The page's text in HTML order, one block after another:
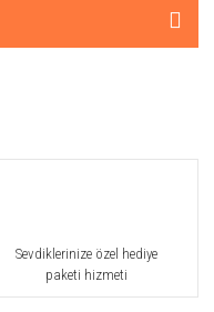
Sevdiklerinize özel hediye
paketi hizmeti